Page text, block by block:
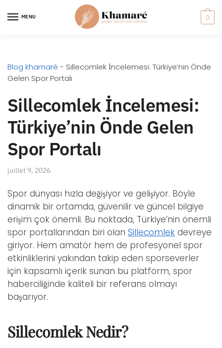
MENU 0
Blog khamaré - Sillecomlek İncelemesi: Türkiye’nin Önde
Gelen Spor Portalı
Sillecomlek İncelemesi:
Türkiye’nin Önde Gelen
Spor Portalı
juillet 9, 2026
Spor dünyası hızla değişiyor ve gelişiyor. Böyle
dinamik bir ortamda, güvenilir ve güncel bilgiye
erişim çok önemli. Bu noktada, Türkiye’nin önemli
spor portallarından biri olan Sillecomlek devreye
giriyor. Hem amatör hem de profesyonel spor
etkinliklerini yakından takip eden sporseverler
için kapsamlı içerik sunan bu platform, spor
haberciliğinde kaliteli bir referans olmayı
başarıyor.
Sillecomlek Nedir?